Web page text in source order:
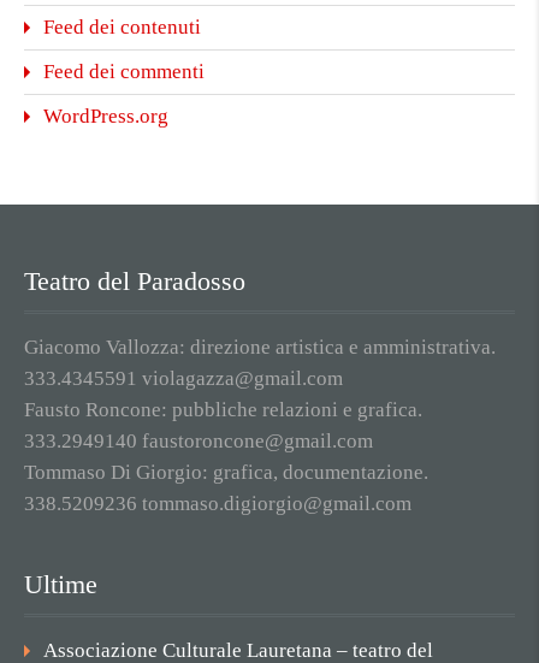
Feed dei contenuti
Feed dei commenti
WordPress.org
Teatro del Paradosso
Giacomo Vallozza: direzione artistica e amministrativa.
333.4345591 violagazza@gmail.com
Fausto Roncone: pubbliche relazioni e grafica.
333.2949140 faustoroncone@gmail.com
Tommaso Di Giorgio: grafica, documentazione.
338.5209236 tommaso.digiorgio@gmail.com
Ultime
Associazione Culturale Lauretana – teatro del